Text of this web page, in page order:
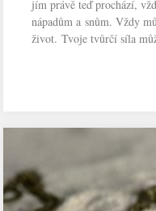
jím právě teď prochází,
nápadům a snům. Vždy
život. Tvoje tvůrčí síla